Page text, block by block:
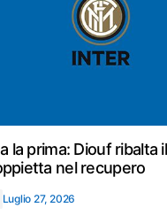
la prima: Diouf ribalta
nel recupero
Luglio 27, 2026